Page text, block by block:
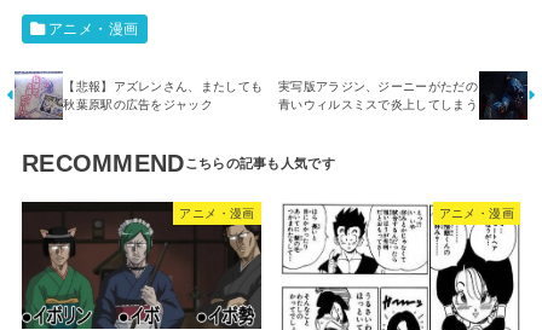
アニメ・漫画
【悲報】アズレンさん、またしても
秋葉原駅の広告をジャック
実写版アラジン、ジーニーがただの
青いウィルスミスで炎上してしまう
RECOMMEND
アニメ・漫画 アニメ・漫画